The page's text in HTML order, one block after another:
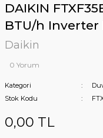
DAIKIN
BTU/h Inverter
Daikin
0 Yorum
Kategori
Stok Kodu
0,00 TL